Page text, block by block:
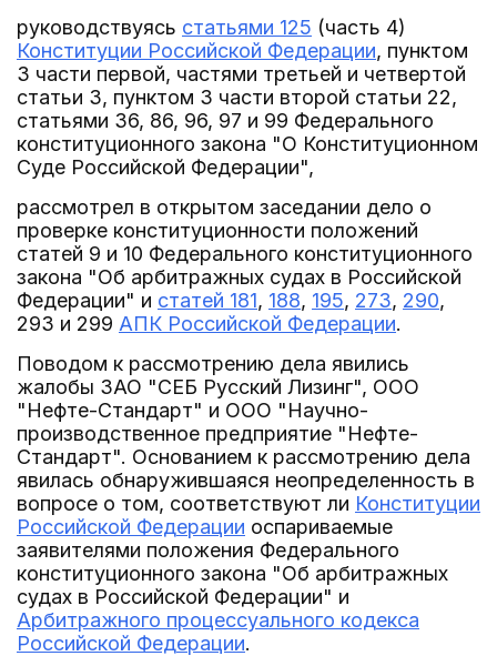
руководствуясь статьями 125 (часть 4)
Конституции Российской Федерации, пунктом
3 части первой, частями третьей и четвертой
статьи 3, пунктом 3 части второй статьи 22,
статьями 36, 86, 96, 97 и 99 Федерального
конституционного закона "О Конституционном
Суде Российской Федерации",
рассмотрел в открытом заседании дело о
проверке конституционности положений
статей 9 и 10 Федерального конституционного
закона "Об арбитражных судах в Российской
Федерации" и статей 181, 188, 195, 273, 290,
293 и 299 АПК Российской Федерации.
Поводом к рассмотрению дела явились
жалобы ЗАО "СЕБ Русский Лизинг", ООО
"Нефте-Стандарт" и ООО "Научно-
производственное предприятие "Нефте-
Стандарт". Основанием к рассмотрению дела
явилась обнаружившаяся неопределенность в
вопросе о том, соответствуют ли Конституции
Российской Федерации оспариваемые
заявителями положения Федерального
конституционного закона "Об арбитражных
судах в Российской Федерации" и
Арбитражного процессуального кодекса
Российской Федерации.